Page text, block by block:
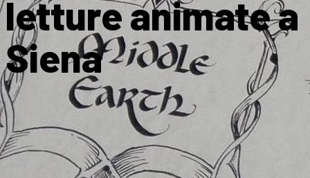
letture animate a
Siena